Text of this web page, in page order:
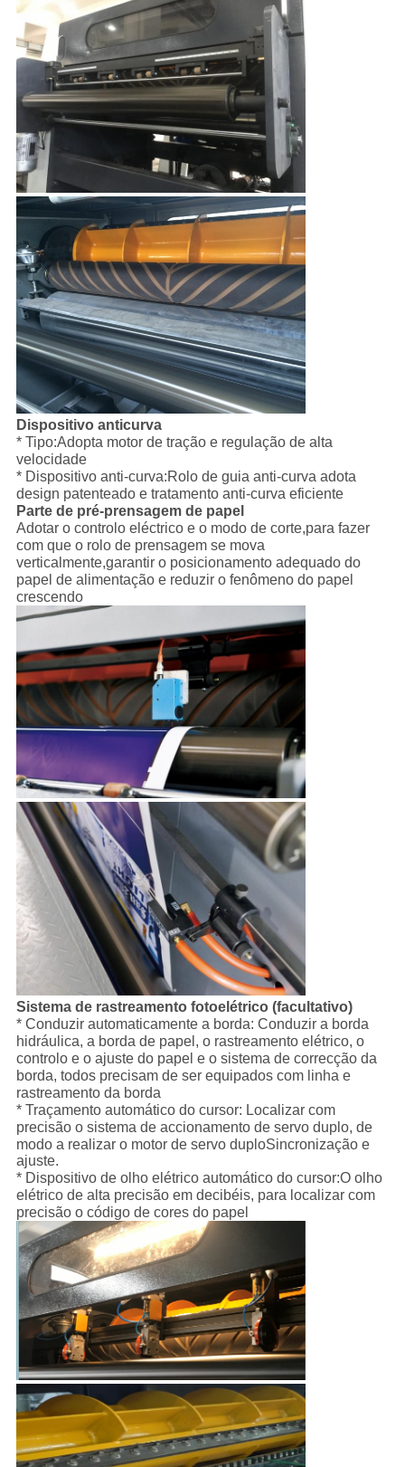
Dispositivo anticurva
* Tipo:Adopta motor de tração e regulação de alta
velocidade
* Dispositivo anti-curva:Rolo de guia anti-curva adota
design patenteado e tratamento anti-curva eficiente
Parte de pré-prensagem de papel
Adotar o controlo eléctrico e o modo de corte,para fazer
com que o rolo de prensagem se mova
verticalmente,garantir o posicionamento adequado do
papel de alimentação e reduzir o fenômeno do papel
crescendo
Sistema de rastreamento fotoelétrico (facultativo)
* Conduzir automaticamente a borda: Conduzir a borda
hidráulica, a borda de papel, o rastreamento elétrico, o
controlo e o ajuste do papel e o sistema de correcção da
borda, todos precisam de ser equipados com linha e
rastreamento da borda
* Traçamento automático do cursor: Localizar com
precisão o sistema de accionamento de servo duplo, de
modo a realizar o motor de servo duploSincronização e
ajuste.
* Dispositivo de olho elétrico automático do cursor:O olho
elétrico de alta precisão em decibéis, para localizar com
precisão o código de cores do papel